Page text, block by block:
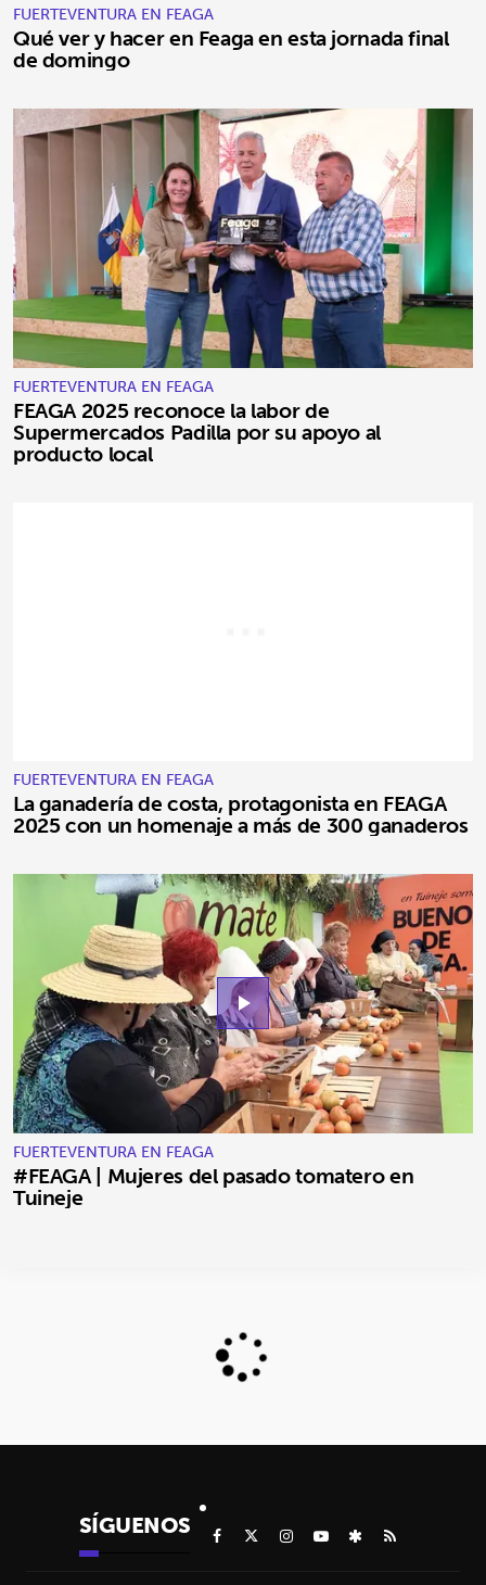
FUERTEVENTURA EN FEAGA
Qué ver y hacer en Feaga en esta jornada final
de domingo
FUERTEVENTURA EN FEAGA
FEAGA 2025 reconoce la labor de
Supermercados Padilla por su apoyo al
producto local
FUERTEVENTURA EN FEAGA
La ganadería de costa, protagonista en FEAGA
2025 con un homenaje a más de 300 ganaderos
play_arrow
FUERTEVENTURA EN FEAGA
#FEAGA | Mujeres del pasado tomatero en
Tuineje
SÍGUENOS